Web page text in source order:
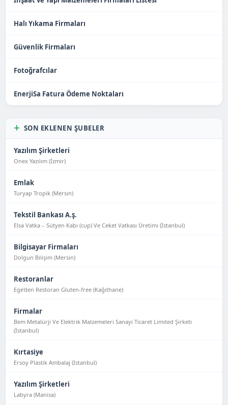
Halı Yıkama Firmaları
Güvenlik Firmaları
Fotoğrafcılar
EnerjiSa Fatura Ödeme Noktaları
SON EKLENEN ŞUBELER
Yazılım Şirketleri
Onex Yazılım (İzmir)
Emlak
Turyap Tropik (Mersin)
Tekstil Bankası A.ş.
Elsa Vatka – Sütyen Kabı (cup) Ve Ceket Vatkası Üretimi (İstanbul)
Bilgisayar Firmaları
Dolgun Bilişim (Mersin)
Restoranlar
Ege'den Restoran Gluten-free (Kağıthane)
Firmalar
Bem Metalürji Ve Elektrik Malzemeleri Sanayi Ticaret Limited Şirketi
(İstanbul)
Kırtasiye
Ersoy Plastik Ambalaj (İstanbul)
Yazılım Şirketleri
Labyra (Manisa)